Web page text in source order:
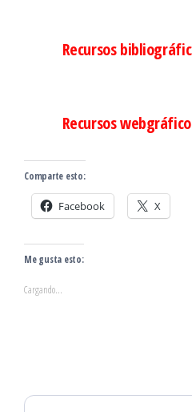
Recursos
Recursos
Comparte esto:
Facebook X
Me gusta esto:
Cargando...